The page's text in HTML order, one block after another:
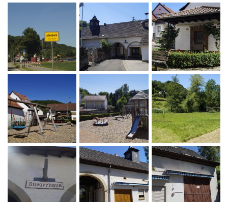
Stellenangebote
Zentrale Vergabestelle
Schulewirtschaft
Sicherheitsberater
Bürger-Informationsbroschüre der
Öffentliche Auslegungen
Öffentliche Zustellung von Bescheiden
Europawahl und Kommunalwahlen
Soziales
Bauen & Wohnen
Verbandsgemeindewerke
Bürgerinformation
weitere Ämter
Rats- und Bürgerinformationssystem
Regional Einkaufen
Kultur & Kunst
Bewirtschaftete Hütten
Bürgerhäuser &
Grillhütten/Grillplätze
Vereine
Service/Prospekte/Anfragen